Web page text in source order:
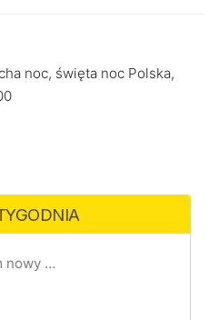
noc, święta noc Polska,
Spider-Man. Całkiem nowy dzień